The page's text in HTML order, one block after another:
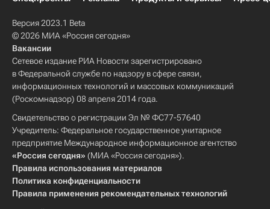
Версия 2023.1 Beta
© 2026 МИА «Россия сегодня»
Вакансии
Сетевое издание РИА Новости зарегистрировано
в Федеральной службе по надзору в сфере связи,
информационных технологий и массовых коммуникаций
(Роскомнадзор) 08 апреля 2014 года.
Свидетельство о регистрации Эл № ФС77-57640
Учредитель: Федеральное государственное унитарное
предприятие Международное информационное агентство
«Россия сегодня» (МИА «Россия сегодня»).
Правила использования материалов
Политика конфиденциальности
Правила применения рекомендательных технологий